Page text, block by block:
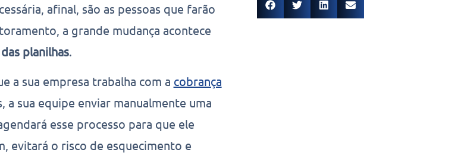
afinal, são as pessoas que farão
a grande mudança acontece
planilhas.
a sua empresa trabalha com a cobrança
a sua equipe enviar manualmente uma
esse processo para que ele
evitará o risco de esquecimento e